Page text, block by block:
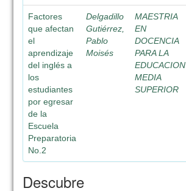
Factores
que afectan
el
aprendizaje
del inglés a
los
estudiantes
por egresar
de la
Escuela
Preparatoria
No.2
Delgadillo
Gutiérrez,
Pablo
Moisés
MAESTRIA
EN
DOCENCIA
PARA LA
EDUCACION
MEDIA
SUPERIOR
Descubre